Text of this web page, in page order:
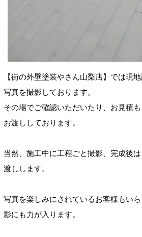
【街の外壁塗装やさん山梨店】では現
写真を撮影しております。
その場でご確認いただいたり、お見積
お渡ししております。
当然、施工中に工程ごと撮影、完成後
渡しします。
写真を楽しみにされているお客様もい
影にも力が入ります。